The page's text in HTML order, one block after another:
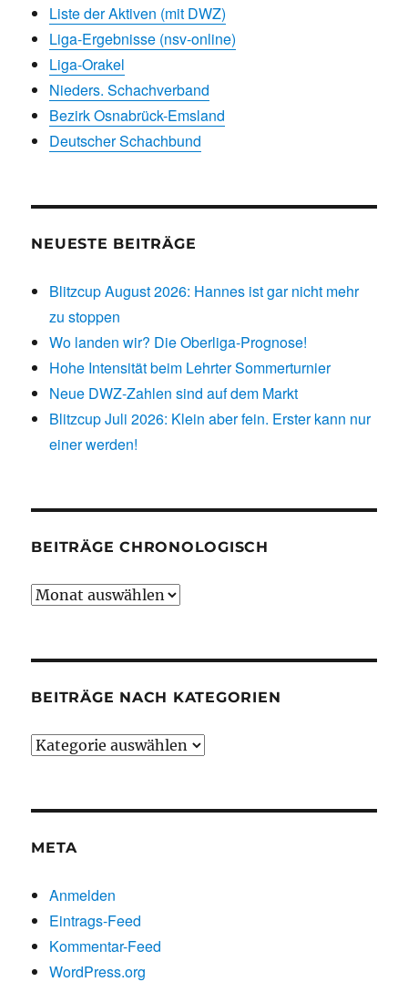
Liste der Aktiven (mit DWZ)
Liga-Ergebnisse (nsv-online)
Liga-Orakel
Nieders. Schachverband
Bezirk Osnabrück-Emsland
Deutscher Schachbund
NEUESTE BEITRÄGE
Blitzcup August 2026: Hannes ist gar nicht mehr
zu stoppen
Wo landen wir? Die Oberliga-Prognose!
Hohe Intensität beim Lehrter Sommerturnier
Neue DWZ-Zahlen sind auf dem Markt
Blitzcup Juli 2026: Klein aber fein. Erster kann nur
einer werden!
BEITRÄGE CHRONOLOGISCH
Beiträge
BEITRÄGE NACH KATEGORIEN
Beiträge
META
Anmelden
Eintrags-Feed
Kommentar-Feed
WordPress.org